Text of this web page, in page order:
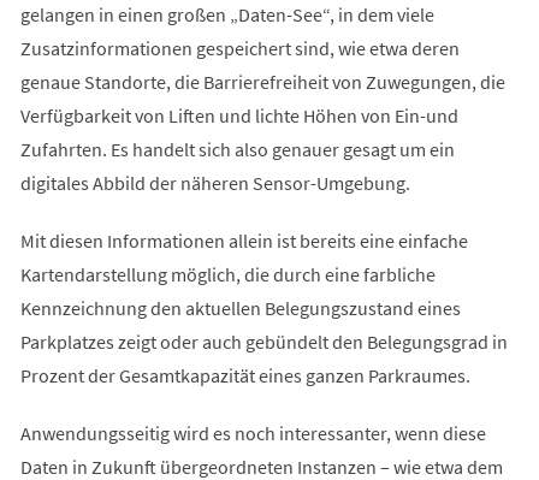
gelangen in einen großen „Daten-See“, in dem viele
Zusatzinformationen gespeichert sind, wie etwa deren
genaue Standorte, die Barrierefreiheit von Zuwegungen, die
Verfügbarkeit von Liften und lichte Höhen von Ein-und
Zufahrten. Es handelt sich also genauer gesagt um ein
digitales Abbild der näheren Sensor-Umgebung.
Mit diesen Informationen allein ist bereits eine einfache
Kartendarstellung möglich, die durch eine farbliche
Kennzeichnung den aktuellen Belegungszustand eines
Parkplatzes zeigt oder auch gebündelt den Belegungsgrad in
Prozent der Gesamtkapazität eines ganzen Parkraumes.
Anwendungsseitig wird es noch interessanter, wenn diese
Daten in Zukunft übergeordneten Instanzen – wie etwa dem